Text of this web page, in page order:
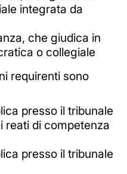
integrata da
che giudica in
o collegiale
requirenti sono
presso il tribunale
reati di competenza
presso il tribunale